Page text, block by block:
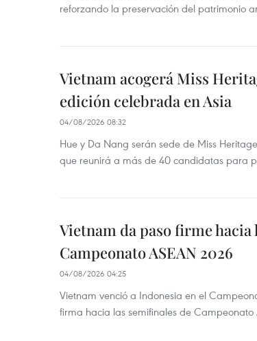
reforzando la preservación del patrimonio
Vietnam acogerá Miss
edición celebrada en Asia
04/08/2026 08:32
Hue y Da Nang serán sede de Miss
que reunirá a más de 40 candidatas para
Vietnam da paso firme hacia
Campeonato ASEAN 2026
04/08/2026 04:25
Vietnam venció a Indonesia en el
firma hacia las semifinales de Campeonato